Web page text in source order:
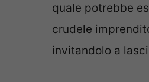
quale potrebbe
crudele
invitandolo a